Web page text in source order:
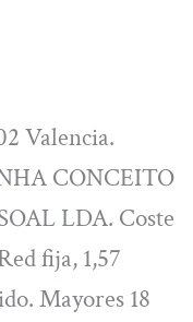
Valencia.
CONCEITO
LDA. Coste
fija, 1,57
Mayores 18